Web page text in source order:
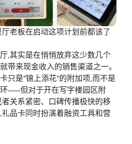
老板在启动这项计划前都该了
,其实是在悄悄放弃这少数几个
带来现金收入的销售渠道之一。
只是"锦上添花"的附加项,而不是
——但对于开在写字楼园区附
关系紧密、口碑传播极快的移
品卡同时扮演着融资工具和营